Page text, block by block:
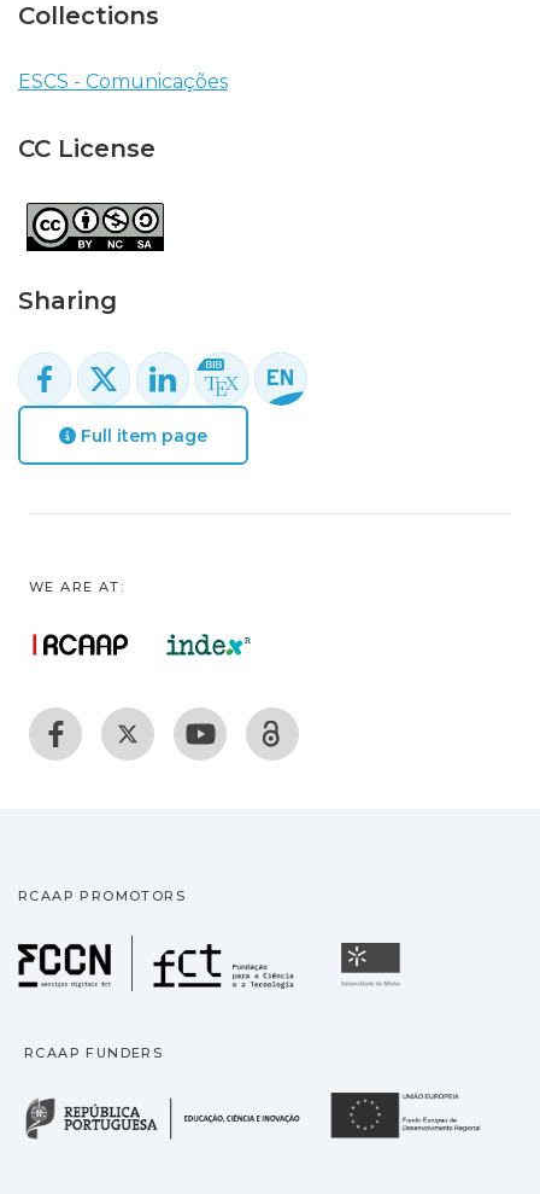
Collections
ESCS - Comunicações
CC License
Sharing
Full item page
WE ARE AT:
RCAAP PROMOTORS
Fundação para a
RCAAP FUNDERS
República Portuguesa